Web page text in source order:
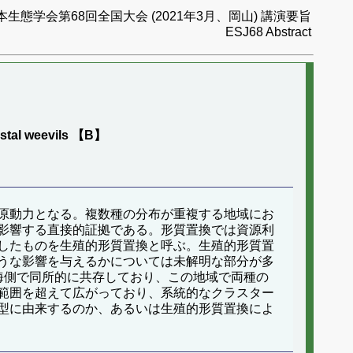
生態学会第68回全国大会 (2021年3月、岡山) 講演要旨
ESJ68 Abstract
weevils 【B】
動力となる。複数種の分布が重複する地域にお
する直接的証拠である。形質置換では資源利
たものを生殖的形質置換と呼ぶ。生殖的形質置
な影響を与えるかについては未解明な部分が多
で同所的に共存しており、この地域で両種の
囲を超えて広がっており、系統的なクラスター
由来するのか、あるいは生殖的形質置換によ